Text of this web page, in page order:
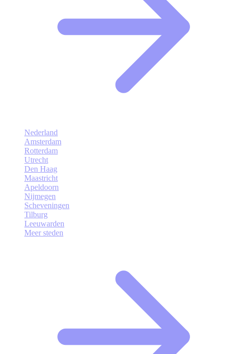
Nederland
Amsterdam
Rotterdam
Utrecht
Den Haag
Maastricht
Apeldoorn
Nijmegen
Scheveningen
Tilburg
Leeuwarden
Meer steden